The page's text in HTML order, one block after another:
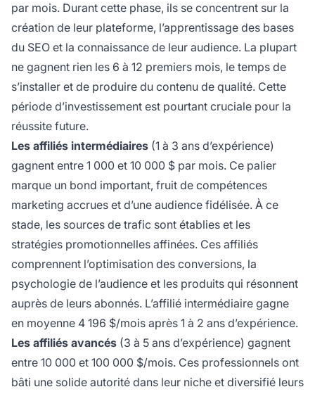
par mois. Durant cette phase, ils se concentrent sur la
création de leur plateforme, l’apprentissage des bases
du SEO et la connaissance de leur audience. La plupart
ne gagnent rien les 6 à 12 premiers mois, le temps de
s’installer et de produire du contenu de qualité. Cette
période d’investissement est pourtant cruciale pour la
réussite future.
Les affiliés intermédiaires (1 à 3 ans d’expérience)
gagnent entre 1 000 et 10 000 $ par mois. Ce palier
marque un bond important, fruit de compétences
marketing accrues et d’une audience fidélisée. À ce
stade, les sources de trafic sont établies et les
stratégies promotionnelles affinées. Ces affiliés
comprennent l’optimisation des conversions, la
psychologie de l’audience et les produits qui résonnent
auprès de leurs abonnés. L’affilié intermédiaire gagne
en moyenne 4 196 $/mois après 1 à 2 ans d’expérience.
Les affiliés avancés (3 à 5 ans d’expérience) gagnent
entre 10 000 et 100 000 $/mois. Ces professionnels ont
bâti une solide autorité dans leur niche et diversifié leurs